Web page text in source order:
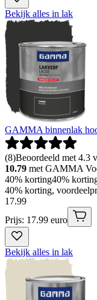
Bekijk alles in lak
GAMMA binnenlak
(8)Beoordeeld met 4.3
10.79 met GAMMA
40% korting40%
40% korting,
17.99
Prijs: 17.99 euro
Bekijk alles in lak